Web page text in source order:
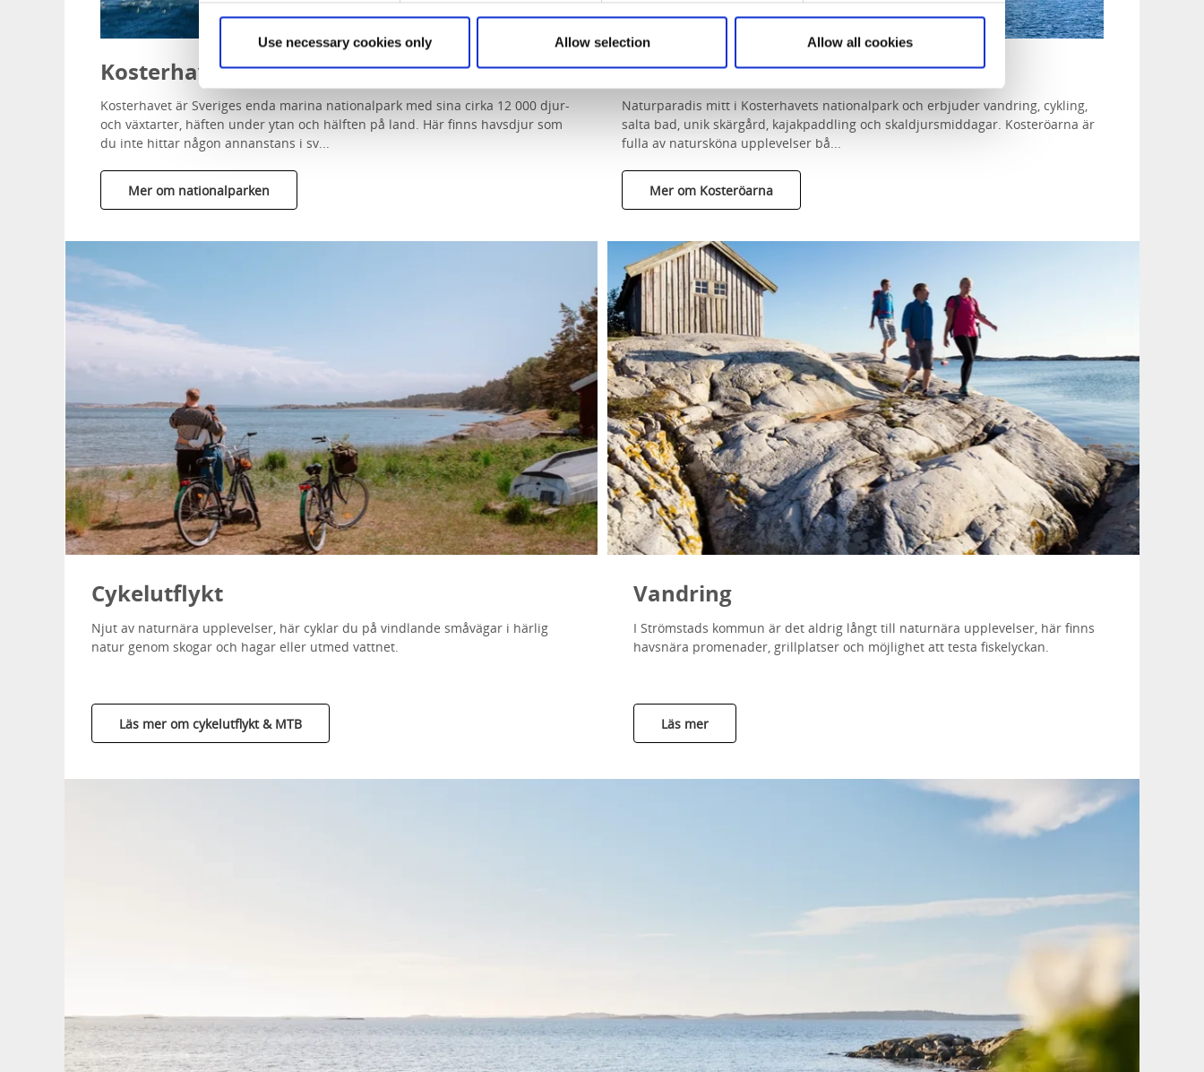
Use necessary cookies only Allow selection Allow all cookies
Kosterhavets nationalpark
Kosterhavet är Sveriges enda marina nationalpark med sina cirka 12 000 djur-
och växtarter, häften under ytan och hälften på land. Här finns havsdjur som
du inte hittar någon annanstans i sv...
Mer om nationalparken
Kosteröarna
Naturparadis mitt i Kosterhavets nationalpark och erbjuder vandring, cykling,
salta bad, unik skärgård, kajakpaddling och skaldjursmiddagar. Kosteröarna är
fulla av natursköna upplevelser bå...
Mer om Kosteröarna
Cykelutflykt
Njut av naturnära upplevelser, här cyklar du på vindlande småvägar i härlig
natur genom skogar och hagar eller utmed vattnet.
Läs mer om cykelutflykt & MTB
Vandring
I Strömstads kommun är det aldrig långt till naturnära upplevelser, här finns
havsnära promenader, grillplatser och möjlighet att testa fiskelyckan.
Läs mer